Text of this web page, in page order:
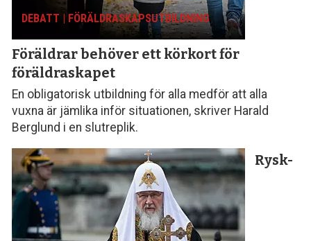
DEBATT | FÖRÄLDRASKAPS­UTBILDNING
Föräldrar behöver ett körkort för
föräldraskapet
En obligatorisk utbildning för alla medför att alla
vuxna är jämlika inför situationen, skriver Harald
Berglund i en slutreplik.
Rysk-